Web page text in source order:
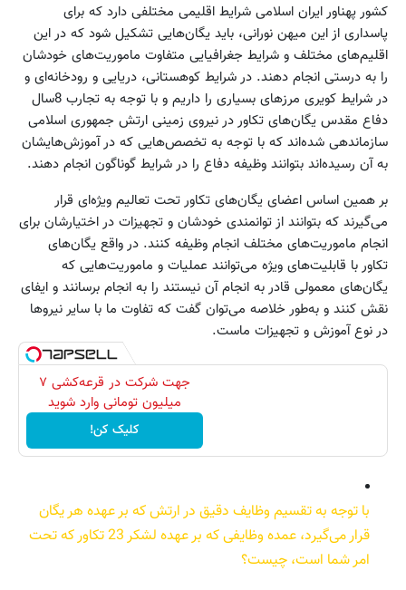
کشور پهناور ایران اسلامی شرایط اقلیمی مختلفی دارد که برای
پاسداری از این میهن نورانی، باید یگان‌هایی تشکیل شود که در این
اقلیم‌های مختلف و شرایط جغرافیایی متفاوت ماموریت‌های خودشان
را به درستی انجام دهند. در شرایط کوهستانی، دریایی و رودخانه‌ای و
در شرایط کویری مرزهای بسیاری را داریم و با توجه به تجارب 8سال
دفاع مقدس یگان‌های تکاور در نیروی زمینی ارتش جمهوری اسلامی
سازماندهی شده‌اند که با توجه به تخصص‌هایی که در آموزش‌هایشان
به آن رسیده‌اند بتوانند وظیفه دفاع را در شرایط گوناگون انجام دهند.
بر همین اساس اعضای یگان‌های تکاور تحت تعالیم ویژه‌ای قرار
می‌گیرند که بتوانند از توانمندی خودشان و تجهیزات در اختیارشان برای
انجام ماموریت‌های مختلف انجام وظیفه کنند. در واقع یگان‌های
تکاور با قابلیت‌های ویژه می‌توانند عملیات و ماموریت‌هایی که
یگان‌های معمولی قادر به انجام آن نیستند را به انجام برسانند و ایفای
نقش کنند و به‌طور خلاصه می‌توان گفت که تفاوت ما با سایر نیروها
در نوع آموزش و تجهیزات ماست.
جهت شرکت در قرعه‌کشی ۷
میلیون تومانی وارد شوید
کلیک کن!
با توجه به تقسیم وظایف دقیق در ارتش که بر عهده هر یگان
قرار می‌گیرد، عمده وظایفی که بر عهده لشکر 23 تکاور که تحت
امر شما است، چیست؟